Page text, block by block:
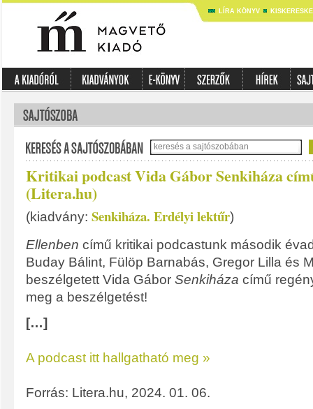
LÍRA KÖNYV
Kritikai podcast Vida Gábor Senkiháza
(Litera.hu)
(kiadvány: Senkiháza. Erdélyi lektűr)
Ellenben című kritikai podcastunk második
Buday Bálint, Fülöp Barnabás, Gregor Lilla és
beszélgetett Vida Gábor Senkiháza című
meg a beszélgetést!
[…]
A podcast itt hallgatható meg »
Forrás: Litera.hu, 2024. 01. 06.